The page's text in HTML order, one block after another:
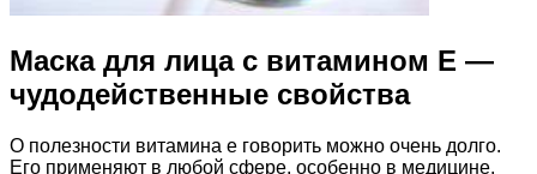
Маска для лица с витамином Е —
чудодейственные свойства
О полезности витамина е говорить можно очень долго.
Его применяют в любой сфере, особенно в медицине,